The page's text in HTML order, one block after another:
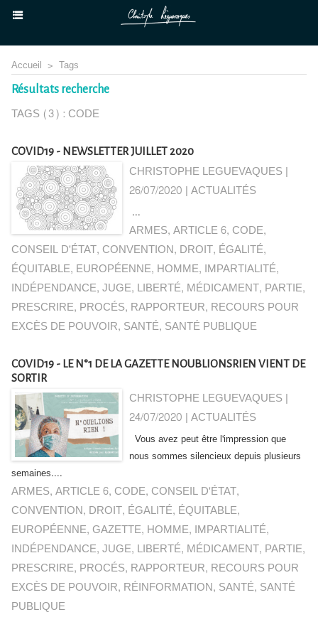
Accueil > Tags
Résultats recherche
TAGS (3) : CODE
COVID19 - NEWSLETTER JUILLET 2020
CHRISTOPHE LEGUEVAQUES |
26/07/2020 |ACTUALITÉS
...
ARMES,ARTICLE 6, CODE,
CONSEIL D'ÉTAT, CONVENTION, DROIT, ÉGALITÉ,
ÉQUITABLE, EUROPÉENNE, HOMME, IMPARTIALITÉ,
INDÉPENDANCE,JUGE, LIBERTÉ, MÉDICAMENT, PARTIE,
PRESCRIRE, PROCÉS, RAPPORTEUR, RECOURS POUR
EXCÈS DE POUVOIR, SANTÉ, SANTÉ PUBLIQUE
COVID19 - LE N°1 DE LA GAZETTE NOUBLIONSRIEN VIENT DE
SORTIR
CHRISTOPHE LEGUEVAQUES |
24/07/2020 |ACTUALITÉS
Vous avez peut être l'impression que
nous sommes silencieux depuis plusieurs
semaines....
ARMES,ARTICLE 6, CODE, CONSEIL D'ÉTAT,
CONVENTION, DROIT, ÉGALITÉ, ÉQUITABLE,
EUROPÉENNE, GAZETTE, HOMME, IMPARTIALITÉ,
INDÉPENDANCE,JUGE, LIBERTÉ, MÉDICAMENT, PARTIE,
PRESCRIRE, PROCÉS, RAPPORTEUR, RECOURS POUR
EXCÈS DE POUVOIR, RÉINFORMATION, SANTÉ, SANTÉ
PUBLIQUE